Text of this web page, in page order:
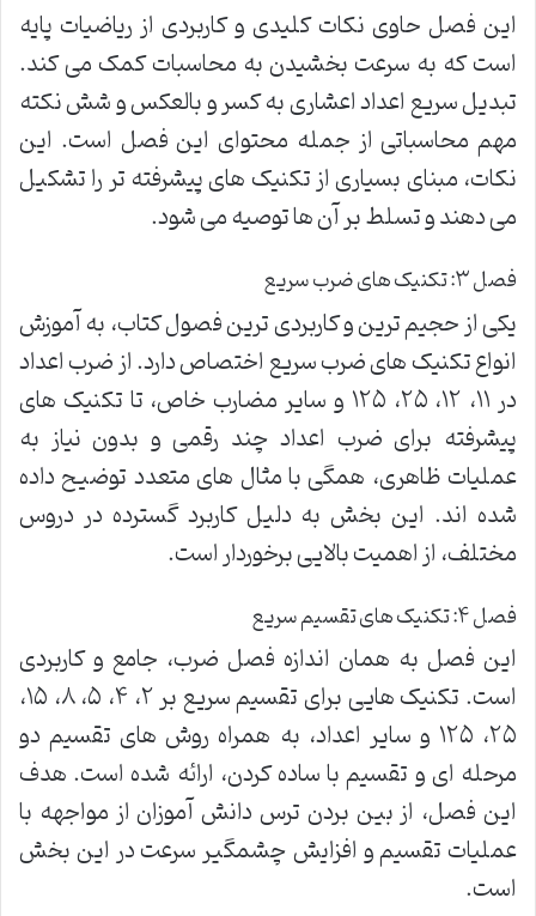
این فصل حاوی نکات کلیدی و کاربردی از ریاضیات پایه
است که به سرعت بخشیدن به محاسبات کمک می کند.
تبدیل سریع اعداد اعشاری به کسر و بالعکس و شش نکته
مهم محاسباتی از جمله محتوای این فصل است. این
نکات، مبنای بسیاری از تکنیک های پیشرفته تر را تشکیل
می دهند و تسلط بر آن ها توصیه می شود.
فصل ۳: تکنیک های ضرب سریع
یکی از حجیم ترین و کاربردی ترین فصول کتاب، به آموزش
انواع تکنیک های ضرب سریع اختصاص دارد. از ضرب اعداد
در ۱۱، ۱۲، ۲۵، ۱۲۵ و سایر مضارب خاص، تا تکنیک های
پیشرفته برای ضرب اعداد چند رقمی و بدون نیاز به
عملیات ظاهری، همگی با مثال های متعدد توضیح داده
شده اند. این بخش به دلیل کاربرد گسترده در دروس
مختلف، از اهمیت بالایی برخوردار است.
فصل ۴: تکنیک های تقسیم سریع
این فصل به همان اندازه فصل ضرب، جامع و کاربردی
است. تکنیک هایی برای تقسیم سریع بر ۲، ۴، ۵، ۸، ۱۵،
۲۵، ۱۲۵ و سایر اعداد، به همراه روش های تقسیم دو
مرحله ای و تقسیم با ساده کردن، ارائه شده است. هدف
این فصل، از بین بردن ترس دانش آموزان از مواجهه با
عملیات تقسیم و افزایش چشمگیر سرعت در این بخش
است.